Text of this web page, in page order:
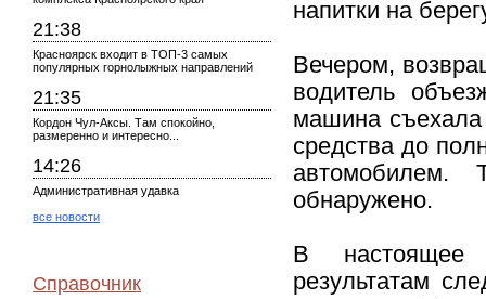
21:38
Красноярск входит в ТОП-3 самых
популярных горнолыжных направлений
21:35
Кордон Чул-Аксы. Там спокойно,
размеренно и интересно...
14:26
Административная удавка
все новости
Справочник
напитки на
Вечером,
водитель
машина съехала
средства до
автомобилем.
обнаружено.
В настоящее
результатам